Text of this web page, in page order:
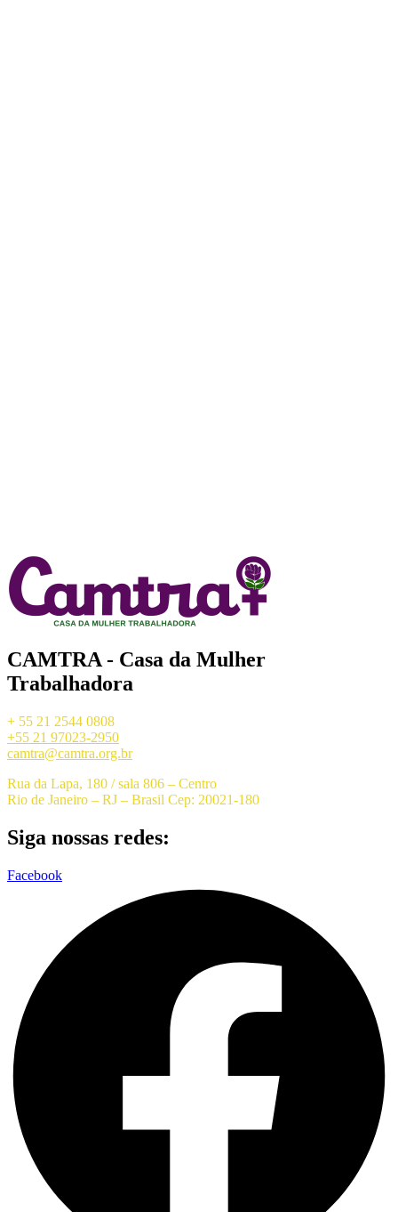
CAMTRA - Casa da Mulher
Trabalhadora
+ 55 21 2544 0808
+55 21 97023-2950
camtra@camtra.org.br
Rua da Lapa, 180 / sala 806 – Centro
Rio de Janeiro – RJ – Brasil Cep: 20021-180
Siga nossas redes:
Facebook